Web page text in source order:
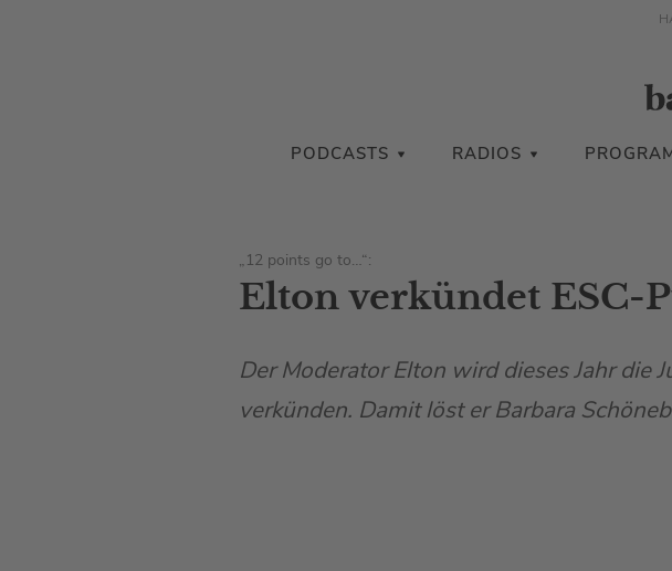
PODCASTS RADIOS
„12 points go to…“:
Elton verkündet ESC-
Der Moderator Elton wird dieses Jahr die
verkünden. Damit löst er Barbara